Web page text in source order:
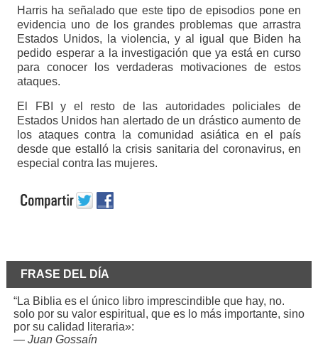
Harris ha señalado que este tipo de episodios pone en
evidencia uno de los grandes problemas que arrastra
Estados Unidos, la violencia, y al igual que Biden ha
pedido esperar a la investigación que ya está en curso
para conocer los verdaderas motivaciones de estos
ataques.
El FBI y el resto de las autoridades policiales de
Estados Unidos han alertado de un drástico aumento de
los ataques contra la comunidad asiática en el país
desde que estalló la crisis sanitaria del coronavirus, en
especial contra las mujeres.
FRASE DEL DÍA
“La Biblia es el único libro imprescindible que hay, no.
solo por su valor espiritual, que es lo más importante, sino
por su calidad literaria»:
— Juan Gossaín